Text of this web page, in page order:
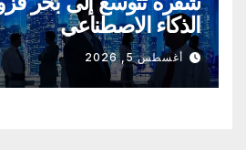
الذكاء الاصطناعي
أغسطس 5, 2026